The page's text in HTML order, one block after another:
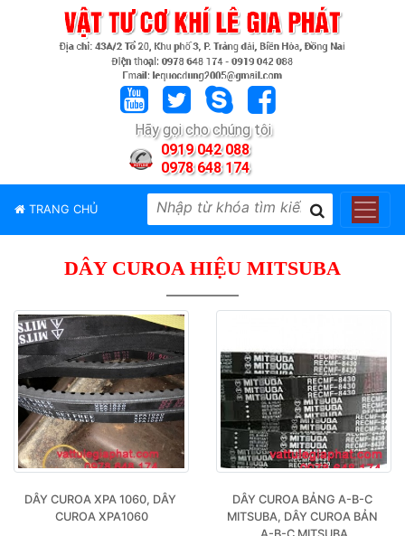
Hãy gọi cho chúng tôi
0919 042 088
0978 648 174
TRANG CHỦ
PHẨM
HIỆU
LIÊN
HỆ
DÂY CUROA HIỆU MITSUBA
DÂY CUROA XPA 1060, DÂY
CUROA XPA1060
DÂY CUROA BẢNG A-B-C
MITSUBA, DÂY CUROA BẢN